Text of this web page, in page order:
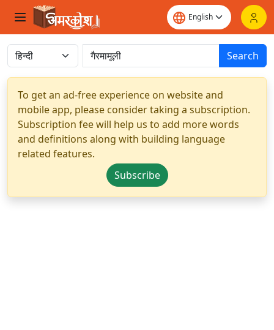
Search
To get an ad-free experience on website and
mobile app, please consider taking a subscription.
Subscription fee will help us to add more words
and definitions along with building language
related features.
Subscribe